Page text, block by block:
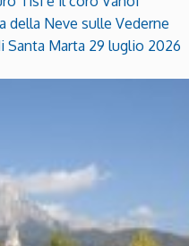
della Neve sulle Vederne
Santa Marta 29 luglio 2026